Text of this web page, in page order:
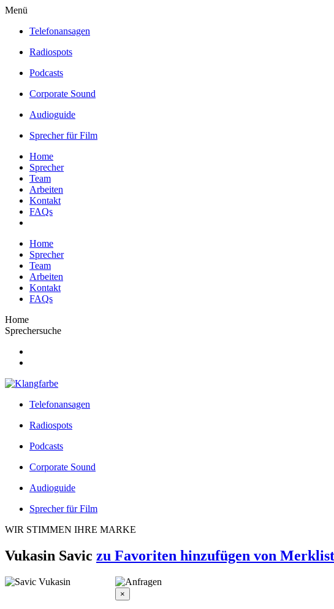
Menü
Telefonansagen
Radiospots
Podcasts
Corporate Sound
Audioguide
Sprecher für Film
Home
Sprecher
Team
Arbeiten
Kontakt
FAQs
Home
Sprecher
Team
Arbeiten
Kontakt
FAQs
Home
Sprechersuche
Telefonansagen
Radiospots
Podcasts
Corporate Sound
Audioguide
Sprecher für Film
WIR STIMMEN IHRE MARKE
Vukasin Savic zu Favoriten hinzufügen von
×